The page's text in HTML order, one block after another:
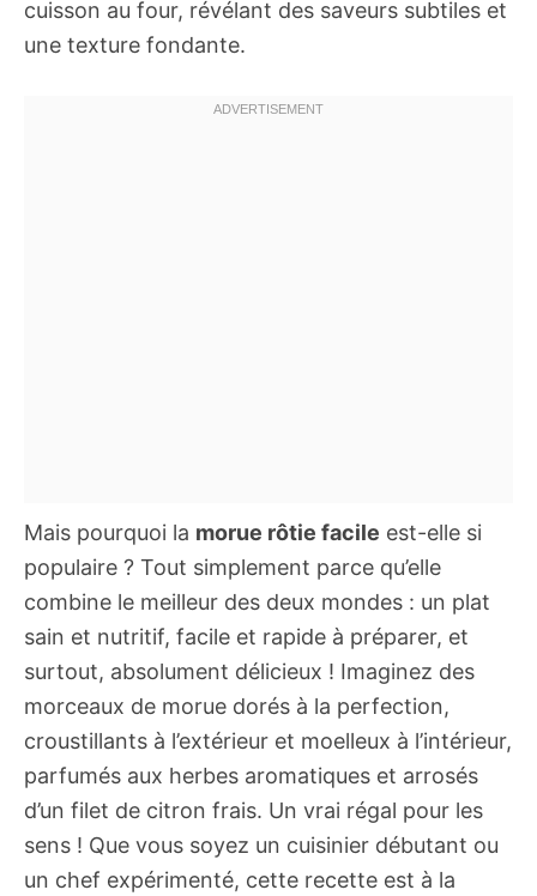
cuisson au four, révélant des saveurs subtiles et
une texture fondante.
Mais pourquoi la morue rôtie facile est-elle si
populaire ? Tout simplement parce qu’elle
combine le meilleur des deux mondes : un plat
sain et nutritif, facile et rapide à préparer, et
surtout, absolument délicieux ! Imaginez des
morceaux de morue dorés à la perfection,
croustillants à l’extérieur et moelleux à l’intérieur,
parfumés aux herbes aromatiques et arrosés
d’un filet de citron frais. Un vrai régal pour les
sens ! Que vous soyez un cuisinier débutant ou
un chef expérimenté, cette recette est à la